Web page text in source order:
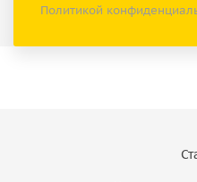
Политикой